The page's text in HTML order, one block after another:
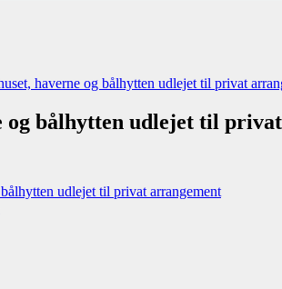
haverne og bålhytten udlejet til privat
og bålhytten udlejet til
udlejet til privat arrangement